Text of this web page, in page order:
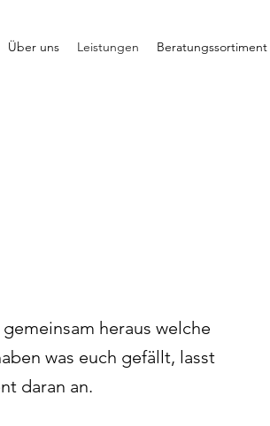
Über uns Leistungen Beratungssortiment
heraus welche
was euch gefällt, lasst
daran an.